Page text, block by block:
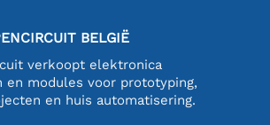
BELGIË
verkoopt elektronica
en modules voor prototyping,
en huis automatisering.